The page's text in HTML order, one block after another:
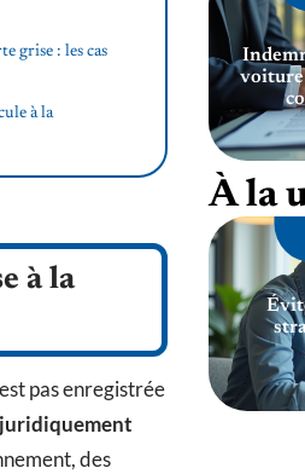
grise : les cas
à la
à la
pas enregistrée
des
voiture
À la